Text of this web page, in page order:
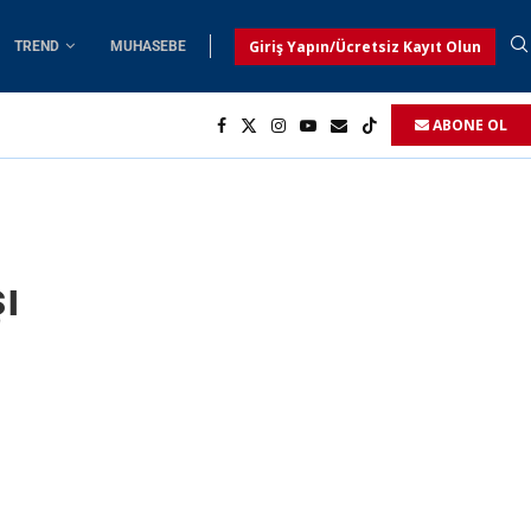
TREND MUHASEBE Giriş Yapın/Ücretsiz Kayıt Olun
ABONE OL